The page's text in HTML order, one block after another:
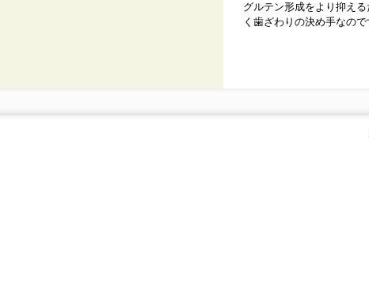
グルテン形成をより抑え
く歯ざわりの決め手なの